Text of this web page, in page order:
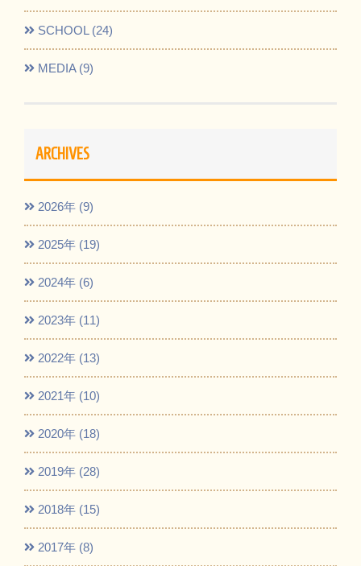
SCHOOL (24)
MEDIA (9)
ARCHIVES
2026年 (9)
2025年 (19)
2024年 (6)
2023年 (11)
2022年 (13)
2021年 (10)
2020年 (18)
2019年 (28)
2018年 (15)
2017年 (8)